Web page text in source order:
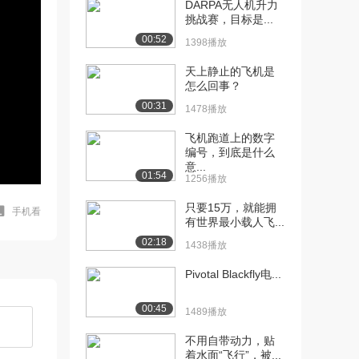
手机看
00:52
DARPA无人机升力
挑战赛，目标是...
1398播放
00:31
天上静止的飞机是
怎么回事？
1478播放
01:54
飞机跑道上的数字
编号，到底是什么
意...
1256播放
02:18
只要15万，就能拥
有世界最小载人飞...
1438播放
00:45
Pivotal Blackfly电...
1489播放
不用自带动力，贴
着水面“飞行”，被...